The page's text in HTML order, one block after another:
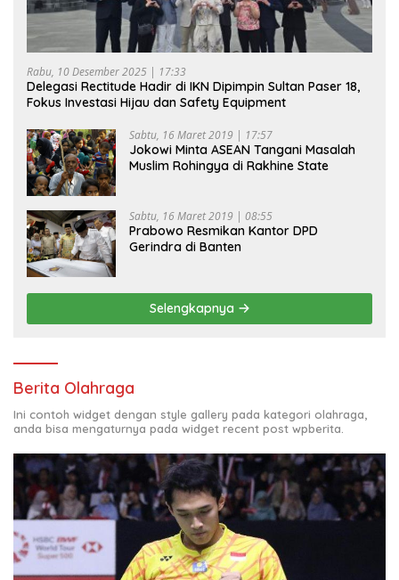
Rabu, 10 Desember 2025 | 17:33
Delegasi Rectitude Hadir di IKN Dipimpin Sultan Paser 18,
Fokus Investasi Hijau dan Safety Equipment
Sabtu, 16 Maret 2019 | 17:57
Jokowi Minta ASEAN Tangani Masalah
Muslim Rohingya di Rakhine State
Sabtu, 16 Maret 2019 | 08:55
Prabowo Resmikan Kantor DPD
Gerindra di Banten
Selengkapnya
Berita Olahraga
Ini contoh widget dengan style gallery pada kategori olahraga,
anda bisa mengaturnya pada widget recent post wpberita.